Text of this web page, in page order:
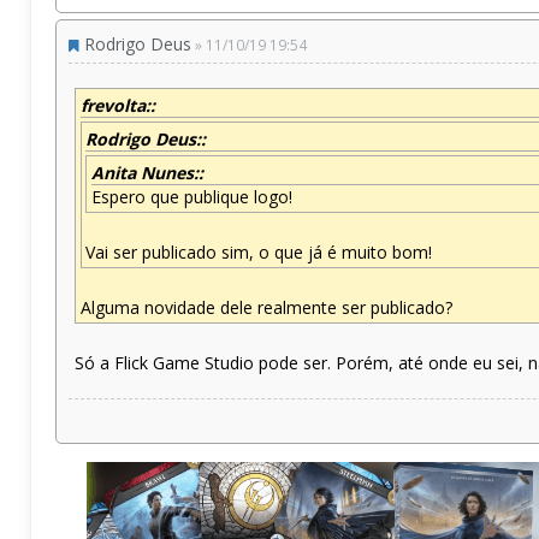
Rodrigo Deus » 11/10/19 19:54
frevolta::
Rodrigo Deus::
Anita Nunes::
Espero que publique logo!
Vai ser publicado sim, o que já é muito bom!
Alguma novidade dele realmente ser publicado?
Só a Flick Game Studio pode ser. Porém, até onde eu sei,